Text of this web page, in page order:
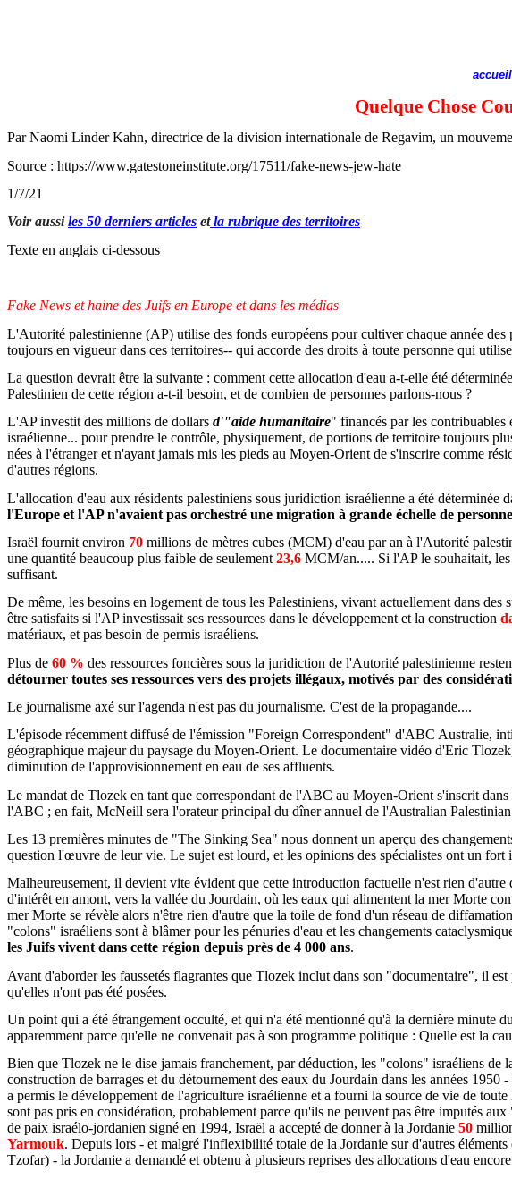
accueil
Quelque Chose
Par Naomi Linder Kahn, directrice de la division internationale de Regavim, un
Source : https://www.gatestoneinstitute.org/17511/fake-news-jew-hate
1/7/21
Voir aussiles 50 derniers articles etla rubrique des territoires
Texte en anglais ci-dessous
Fake News et haine des Juifs en Europe et dans les médias
L'Autorité palestinienne (AP) utilise des fonds européens pour cultiver chaque année
toujours en vigueur dans ces territoires-- qui accorde des droits à toute personne qui
La question devrait être la suivante : comment cette allocation d'eau a-t-elle été
Palestinien de cette région a-t-il besoin, et de combien de personnes parlons-nous ?
L'AP investit des millions de dollars d'"aide humanitaire" financés par les contribuables
israélienne... pour prendre le contrôle, physiquement, de portions de territoire toujours
nées à l'étranger et n'ayant jamais mis les pieds au Moyen-Orient de s'inscrire comme
d'autres régions.
L'allocation d'eau aux résidents palestiniens sous juridiction israélienne a été
l'Europe et l'AP n'avaient pas orchestré une migration à grande échelle de
Israël fournit environ 70 millions de mètres cubes (MCM) d'eau par an à l'Autorité
une quantité beaucoup plus faible de seulement 23,6 MCM/an..... Si l'AP le souhaitait,
suffisant.
De même, les besoins en logement de tous les Palestiniens, vivant actuellement dans des
être satisfaits si l'AP investissait ses ressources dans le développement et la construction
matériaux, et pas besoin de permis israéliens.
Plus de 60 % des ressources foncières sous la juridiction de l'Autorité palestinienne
détourner toutes ses ressources vers des projets illégaux, motivés par des
Le journalisme axé sur l'agenda n'est pas du journalisme. C'est de la propagande....
L'épisode récemment diffusé de l'émission "Foreign Correspondent" d'ABC Australie,
géographique majeur du paysage du Moyen-Orient. Le documentaire vidéo d'Eric
diminution de l'approvisionnement en eau de ses affluents.
Le mandat de Tlozek en tant que correspondant de l'ABC au Moyen-Orient s'inscrit
l'ABC ; en fait, McNeill sera l'orateur principal du dîner annuel de l'Australian
Les 13 premières minutes de "The Sinking Sea" nous donnent un aperçu des
question l'œuvre de leur vie. Le sujet est lourd, et les opinions des spécialistes ont un
Malheureusement, il devient vite évident que cette introduction factuelle n'est rien
d'intérêt en amont, vers la vallée du Jourdain, où les eaux qui alimentent la mer Morte
mer Morte se révèle alors n'être rien d'autre que la toile de fond d'un réseau de
"colons" israéliens sont à blâmer pour les pénuries d'eau et les changements
les Juifs vivent dans cette région depuis près de 4 000 ans.
Avant d'aborder les faussetés flagrantes que Tlozek inclut dans son "documentaire", il
qu'elles n'ont pas été posées.
Un point qui a été étrangement occulté, et qui n'a été mentionné qu'à la dernière minute
apparemment parce qu'elle ne convenait pas à son programme politique : Quelle est la
Bien que Tlozek ne le dise jamais franchement, par déduction, les "colons" israéliens de
construction de barrages et du détournement des eaux du Jourdain dans les années
a permis le développement de l'agriculture israélienne et a fourni la source de vie de
sont pas pris en considération, probablement parce qu'ils ne peuvent pas être imputés
de paix israélo-jordanien signé en 1994, Israël a accepté de donner à la Jordanie 50
Yarmouk. Depuis lors - et malgré l'inflexibilité totale de la Jordanie sur d'autres
Tzofar) - la Jordanie a demandé et obtenu à plusieurs reprises des allocations d'eau